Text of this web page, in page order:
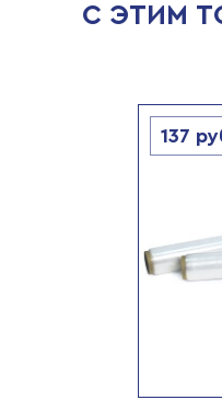
С ЭТИМ
137